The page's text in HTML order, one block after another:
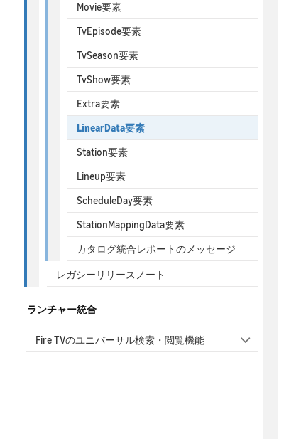
Movie要素
TvEpisode要素
TvSeason要素
TvShow要素
Extra要素
LinearData要素
Station要素
Lineup要素
ScheduleDay要素
StationMappingData要素
カタログ統合レポートのメッセージ
レガシーリリースノート
ランチャー統合
Fire TVのユニバーサル検索・閲覧機能